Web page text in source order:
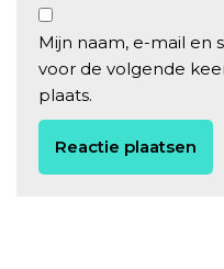
Mijn naam, e-mail en
voor de volgende
plaats.